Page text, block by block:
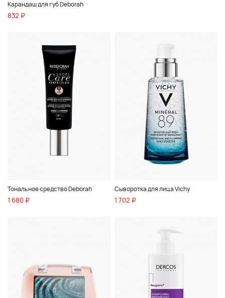
Карандаш для губ Deborah
832 ₽
Тональное средство Deborah
1 680 ₽
Сыворотка для лица Vichy
1 702 ₽